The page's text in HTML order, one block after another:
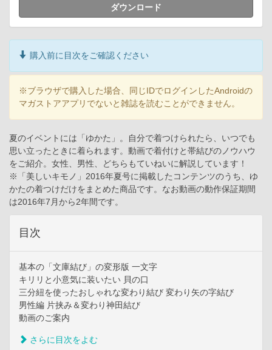
ダウンロード
購入前に目次をご確認ください
※ブラウザで購入した場合、同じIDでログインしたAndroidの
マガストアアプリでないと雑誌を読むことができません。
夏のイベントには「ゆかた」。自分で着つけられたら、いつでも
思い立ったときに着られます。動画で着付けと帯結びのノウハウ
をご紹介。女性、男性、どちらもていねいに解説しています！
※「美しいキモノ」2016年夏号に掲載したコンテンツのうち、ゆ
かたの着つけだけをまとめた商品です。なお動画の動作保証期間
は2016年7月から2年間です。
目次
基本の「文庫結び」の変形版 一文字
キリリと小意気に装いたい 貝の口
三分紐を使ったおしゃれな変わり結び 変わり矢の字結び
男性編 片挟み＆変わり神田結び
動画のご案内
さらに目次をよむ